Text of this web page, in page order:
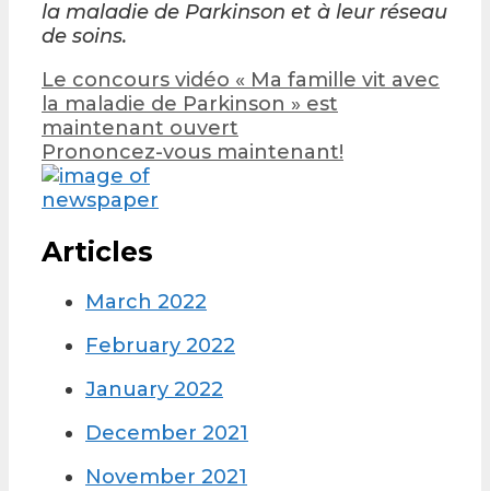
la maladie de Parkinson et à leur réseau
de soins.
Post
navigation
Le concours vidéo « Ma famille vit avec
la maladie de Parkinson » est
maintenant ouvert
Prononcez-vous maintenant!
Articles
March 2022
February 2022
January 2022
December 2021
November 2021